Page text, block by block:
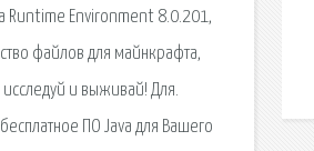
Runtime Environment 8.0.201,
файлов для майнкрафта,
исследуй и выживай! Для.
ПО Java для Вашего